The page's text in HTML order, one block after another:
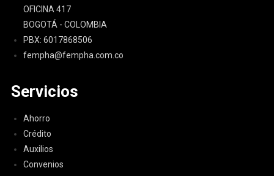
OFICINA 417
BOGOTÁ - COLOMBIA
PBX: 6017868506
fempha@fempha.com.co
Servicios
Ahorro
Crédito
Auxilios
Convenios